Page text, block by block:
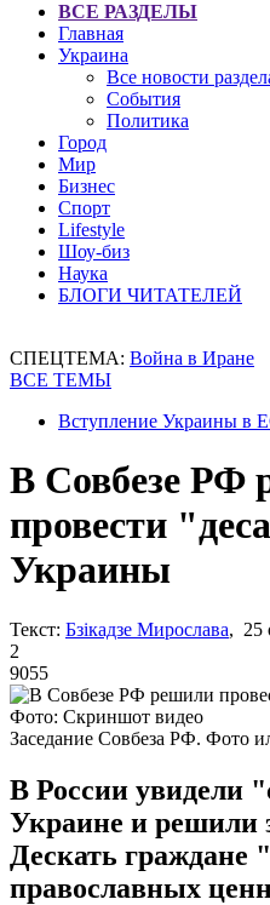
ВСЕ РАЗДЕЛЫ
Главная
Украина
Все новости
События
Политика
Город
Мир
Бизнес
Спорт
Lifestyle
Шоу-биз
Наука
БЛОГИ ЧИТАТЕЛЕЙ
СПЕЦТЕМА: Война в Иране
ВСЕ ТЕМЫ
Вступление Украины в
В Совбезе РФ
провести
Украины
Текст: Бзікадзе Мирослава, 25
2
9055
Фото: Скриншот видео
Заседание Совбеза РФ. Фото
В России увидели
Украине и решили
Дескать граждане
православных